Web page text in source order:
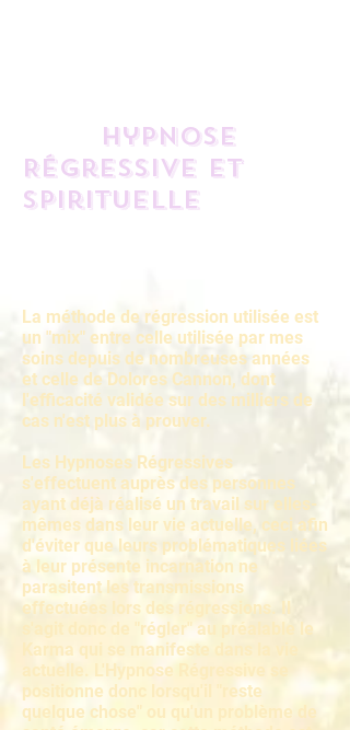
Hypnose
Régressive et
Spirituelle
La méthode de régression utilisée est
un "mix" entre celle utilisée par mes
soins depuis de nombreuses années
et celle de Dolores Cannon, dont
l'efficacité validée sur des milliers de
cas n'est plus à prouver.
Les Hypnoses Régressives
s'effectuent auprès des personnes
ayant déjà réalisé un travail sur elles-
mêmes dans leur vie actuelle, ceci afin
d'éviter que leurs problématiques liées
à leur présente incarnation ne
parasitent les transmissions
effectuées lors des régressions. Il
s'agit donc de "régler" au préalable le
Karma qui se manifeste dans la vie
actuelle. L'Hypnose Régressive se
positionne donc lorsqu'il "reste
quelque chose" ou qu'un problème de